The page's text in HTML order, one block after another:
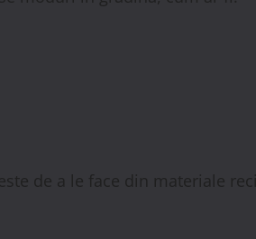
de a le face din materiale